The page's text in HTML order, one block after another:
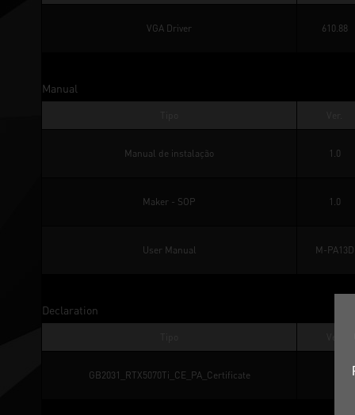
VGA Driver 610.88
Manual
Manual de instalação 1.0
Maker - SOP 1.0
User Manual M-PA13D
Declaration
GB2031_RTX5070Ti_CE_PA_Certificate